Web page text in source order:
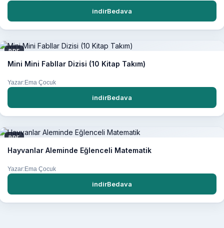
indirBedava
PDF
Mini Mini Fabllar Dizisi (10 Kitap Takım)
Yazar:Ema Çocuk
indirBedava
PDF
Hayvanlar Aleminde Eğlenceli Matematik
Yazar:Ema Çocuk
indirBedava